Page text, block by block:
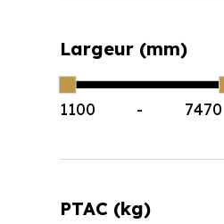
Largeur (mm)
1100 - 7470
PTAC (kg)